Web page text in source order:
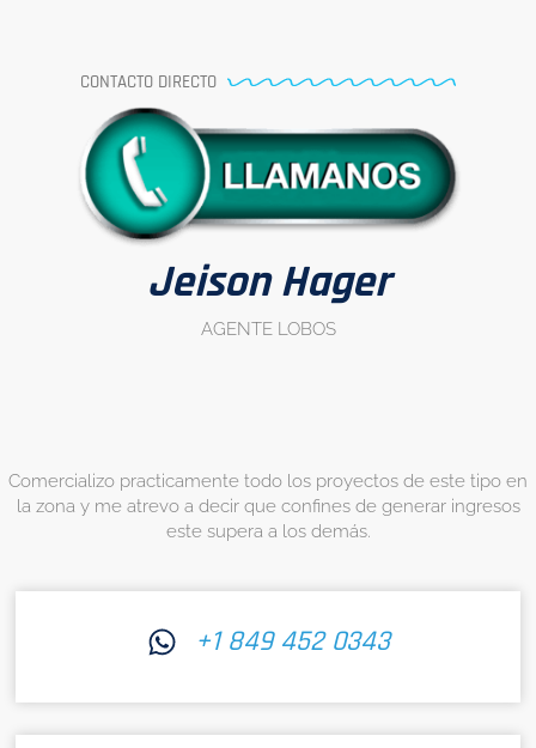
CONTACTO DIRECTO
Jeison Hager
AGENTE LOBOS
Comercializo practicamente todo los proyectos de este tipo en
la zona y me atrevo a decir que confines de generar ingresos
este supera a los demás.
+1 849 452 0343